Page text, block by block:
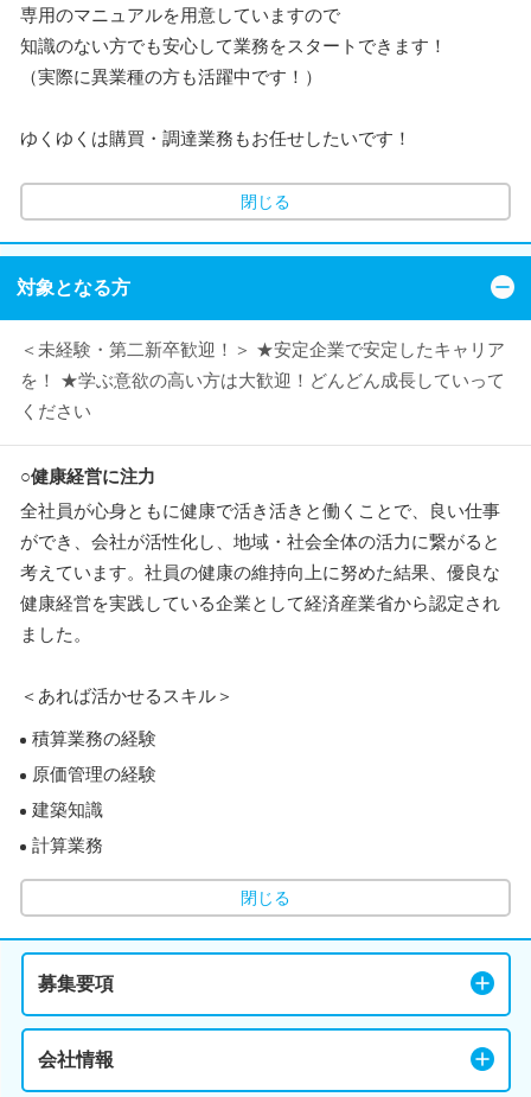
専用のマニュアルを用意していますので
知識のない方でも安心して業務をスタートできます！
（実際に異業種の方も活躍中です！）
ゆくゆくは購買・調達業務もお任せしたいです！
閉じる
対象となる方
＜未経験・第二新卒歓迎！＞ ★安定企業で安定したキャリア
を！ ★学ぶ意欲の高い方は大歓迎！どんどん成長していって
ください
○健康経営に注力
全社員が心身ともに健康で活き活きと働くことで、良い仕事
ができ、会社が活性化し、地域・社会全体の活力に繋がると
考えています。社員の健康の維持向上に努めた結果、優良な
健康経営を実践している企業として経済産業省から認定され
ました。
＜あれば活かせるスキル＞
積算業務の経験
原価管理の経験
建築知識
計算業務
閉じる
募集要項
会社情報